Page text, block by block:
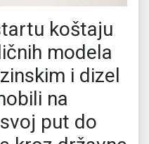
koštaju
modela
i dizel
na
put do